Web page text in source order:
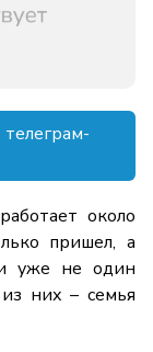
около
пришел, а
уже не один
них – семья